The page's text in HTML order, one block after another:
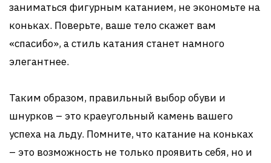
заниматься фигурным катанием, не экономьте на
коньках. Поверьте, ваше тело скажет вам
«спасибо», а стиль катания станет намного
элегантнее.
Таким образом, правильный выбор обуви и
шнурков – это краеугольный камень вашего
успеха на льду. Помните, что катание на коньках
– это возможность не только проявить себя, но и